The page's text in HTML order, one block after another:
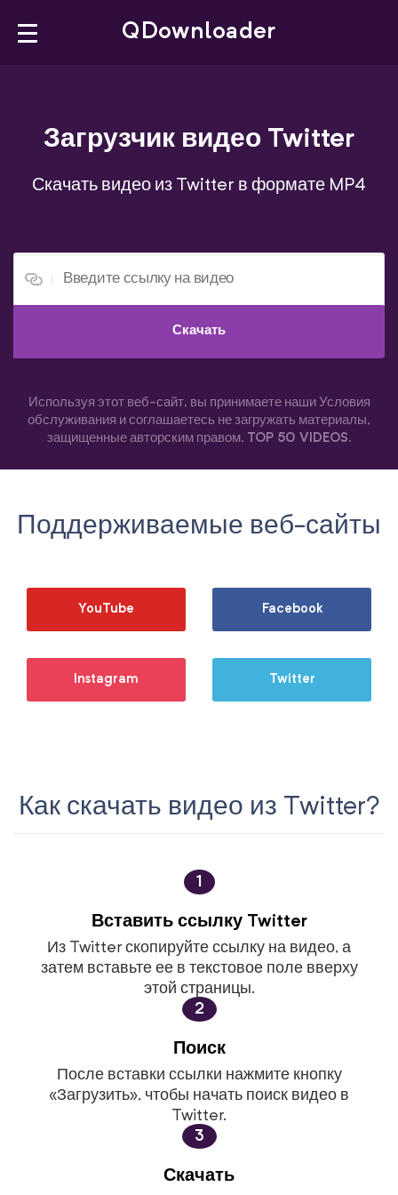
×
Bookmarklet
YouTube Downloader
Instagram Downloader
QDownloader
Загрузчик видео Twitter
Скачать видео из Twitter в формате MP4
Скачать
Используя этот веб-сайт, вы принимаете наши Условия
обслуживания и соглашаетесь не загружать материалы,
защищенные авторским правом.
TOP 50 VIDEOS.
Поддерживаемые веб-сайты
YouTube Facebook
Instagram Twitter
Как скачать видео из Twitter?
1
Вставить ссылку Twitter
Из Twitter скопируйте ссылку на видео, а
затем вставьте ее в текстовое поле вверху
этой страницы.
2
Поиск
После вставки ссылки нажмите кнопку
«Загрузить», чтобы начать поиск видео в
Twitter.
3
Скачать